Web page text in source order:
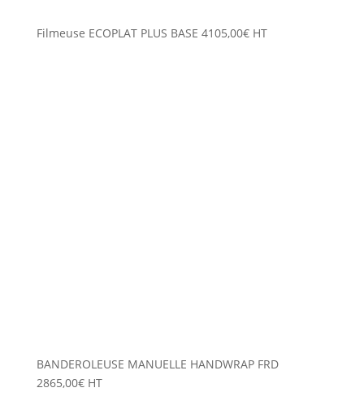
Filmeuse ECOPLAT PLUS BASE 4105,00€ HT
BANDEROLEUSE MANUELLE HANDWRAP FRD
2865,00€ HT